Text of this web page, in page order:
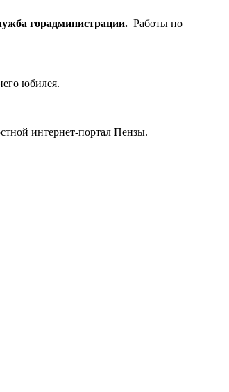
горадминистрации. Работы по
юбилея.
интернет-портал Пензы.